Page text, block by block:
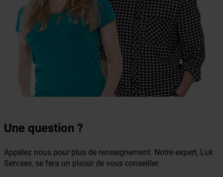
Une question ?
Appelez nous pour plus de renseignement. Notre expert, Luk
Servaes, se fera un plaisir de vous conseiller.